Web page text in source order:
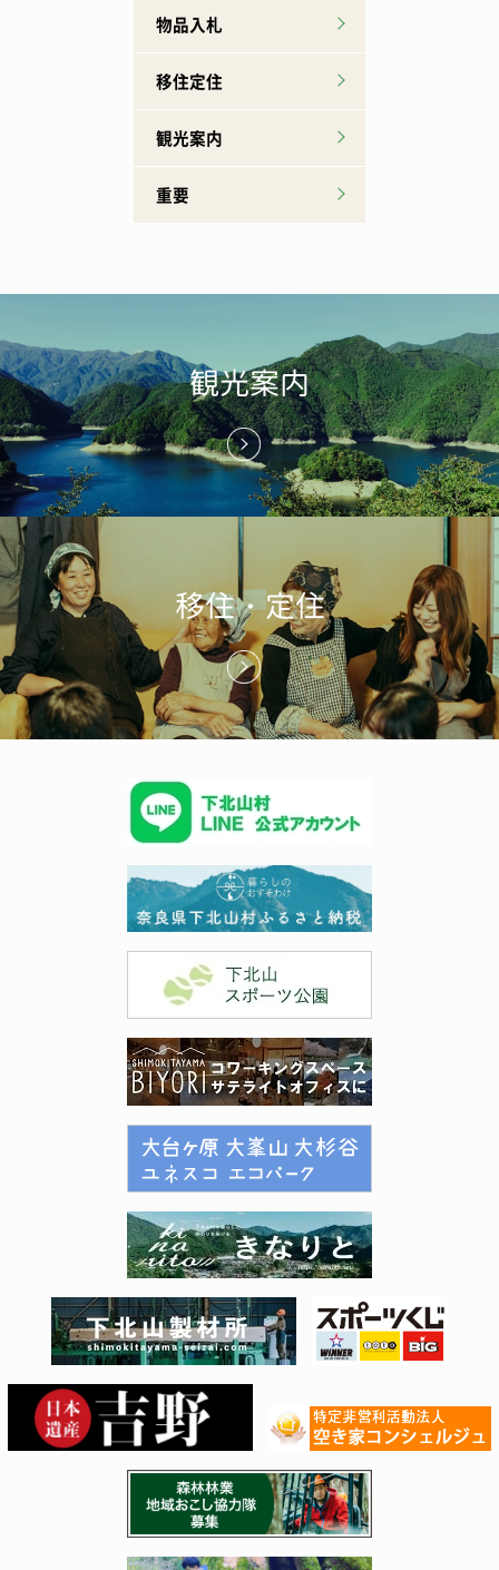
物品入札
移住定住
観光案内
重要
観光案内
移住・定住